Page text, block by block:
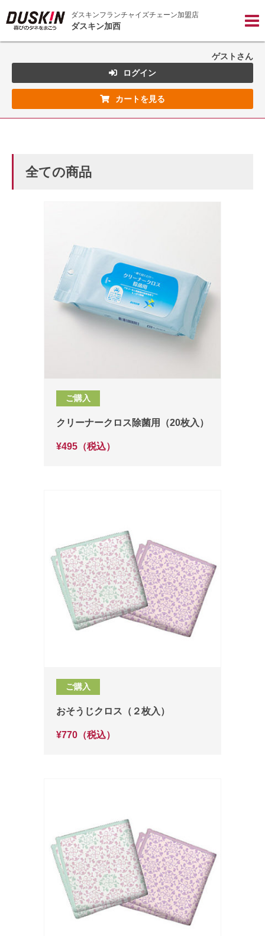
ダスキンフランチャイズチェーン加盟店
ダスキン加西 
カートを見る
ゲストさん
ログイン
全ての商品
ご購入
クリーナークロス除菌用（20枚入）
¥495（税込）
ご購入
おそうじクロス（２枚入）
¥770（税込）